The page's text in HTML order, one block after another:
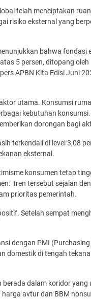
telah menciptakan
risiko eksternal yang
bahwa fondasi
5 persen, ditopang
APBN Kita Edisi Juni
utama. Konsumsi
kebutuhan
dorongan bagi
terkendali di level 3,08
eksternal.
konsumen tetap
Tren tersebut sejalan
prioritas pemerintah.
Setelah sempat
dengan PMI
domestik di tengah
dalam koridor
avtur dan BBM